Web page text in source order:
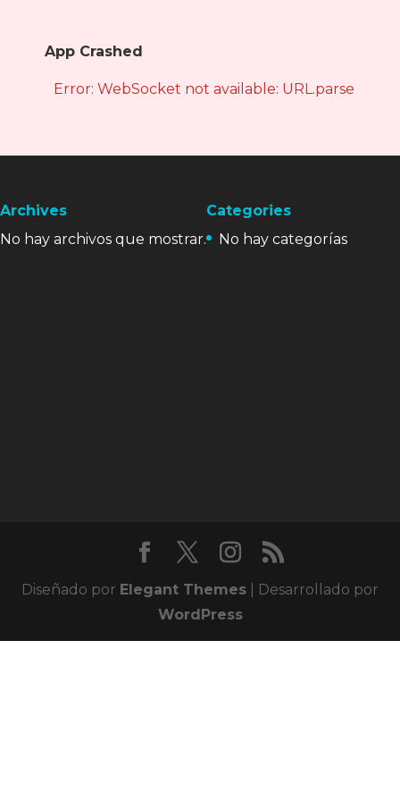
App Crashed
Error: WebSocket not available: URL.parse is
Archives
No hay archivos que mostrar.
Categories
No hay categorías
Diseñado por Elegant Themes | Desarrollado por
WordPress